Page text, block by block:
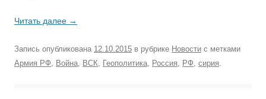
Читать далее →
Запись опубликована 12.10.2015 в рубрике Новости с метками
Армия РФ, Война, ВСК, Геополитика, Россия, РФ, сирия.